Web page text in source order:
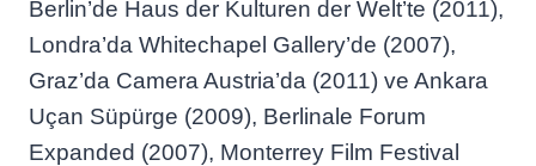
Berlin’de Haus der Kulturen der Welt’te (2011),
Londra’da Whitechapel Gallery’de (2007),
Graz’da Camera Austria’da (2011) ve Ankara
Uçan Süpürge (2009), Berlinale Forum
Expanded (2007), Monterrey Film Festival